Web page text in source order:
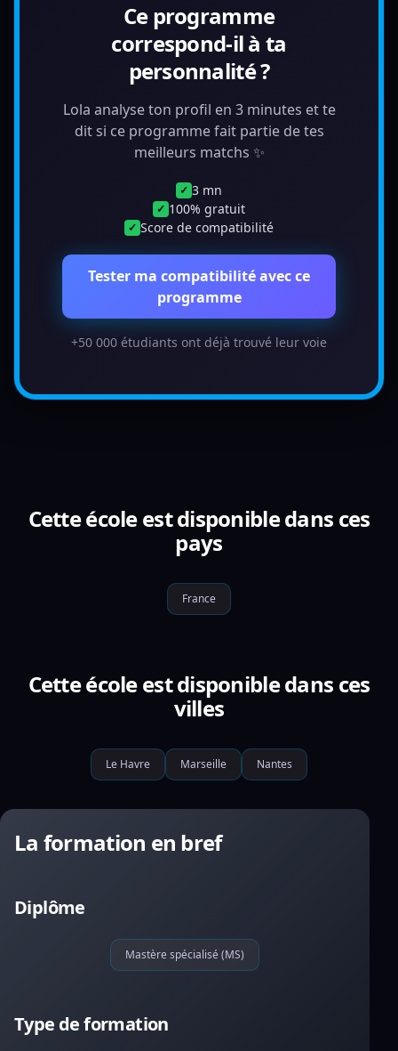
Ce programme
correspond-il à ta
personnalité ?
Lola analyse ton profil en 3 minutes et te
dit si ce programme fait partie de tes
meilleurs matchs ✨
✓ 3 mn
✓ 100% gratuit
✓ Score de compatibilité
Tester ma compatibilité avec ce
programme
+50 000 étudiants ont déjà trouvé leur voie
Cette école est disponible dans ces
pays
France
Cette école est disponible dans ces
villes
Le Havre Marseille Nantes
La formation en bref
Diplôme
Mastère spécialisé (MS)
Type de formation